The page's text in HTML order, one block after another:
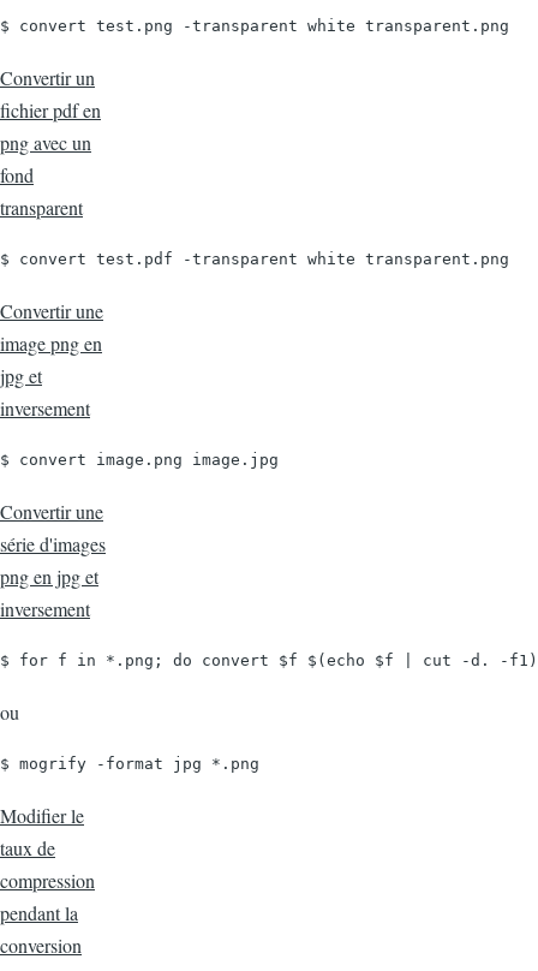
$ convert test.png -transparent white transparent.png
Convertir un
fichier pdf en
png avec un
fond
transparent
$ convert test.pdf -transparent white transparent.png
Convertir une
image png en
jpg et
inversement
$ convert image.png image.jpg
Convertir une
série d'images
png en jpg et
inversement
$ for f in *.png; do convert $f $(echo $f | cut -d. -
ou
$ mogrify -format jpg *.png
Modifier le
taux de
compression
pendant la
conversion